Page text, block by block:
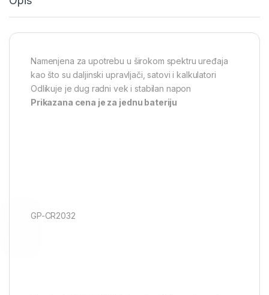
Namenjena za upotrebu u širokom spektru uređaja
kao što su daljinski upravljači, satovi i kalkulatori
Odlikuje je dug radni vek i stabilan napon
Prikazana cena je za jednu bateriju
GP-CR2032